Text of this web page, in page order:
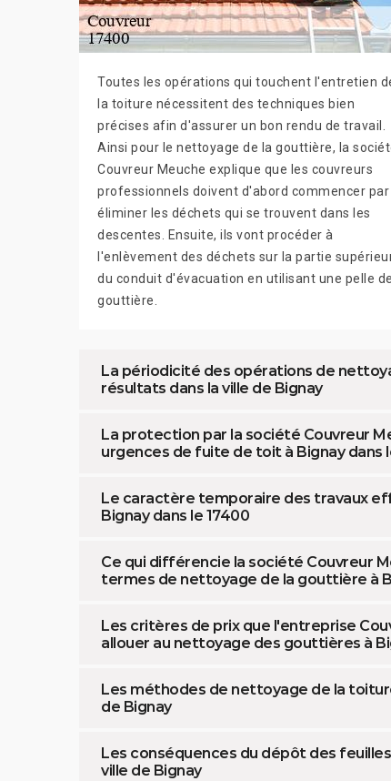
Toutes les opérations qui touchent l'entretien
la toiture nécessitent des techniques bien
précises afin d'assurer un bon rendu de travail.
Ainsi pour le nettoyage de la gouttière, la
Couvreur Meuche explique que les couvreurs
professionnels doivent d'abord commencer par
éliminer les déchets qui se trouvent dans les
descentes. Ensuite, ils vont procéder à
l'enlèvement des déchets sur la partie
du conduit d'évacuation en utilisant une pelle de
gouttière.
La périodicité des opérations de
résultats dans la ville de Bignay
La protection par la société Couvreur
urgences de fuite de toit à Bignay dans
Le caractère temporaire des travaux
Bignay dans le 17400
Ce qui différencie la société Couvreur
termes de nettoyage de la gouttière à
Les critères de prix que l'entreprise
allouer au nettoyage des gouttières à
Les méthodes de nettoyage de la
de Bignay
Les conséquences du dépôt des
ville de Bignay